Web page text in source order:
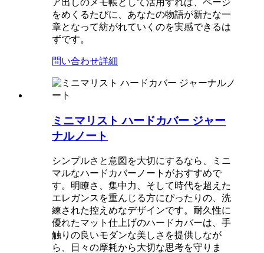
ア出しのメモ帳として活用すれば、ページ
をめくるたびに、あなたの物語が新たな一
章となって紡がれていくのを実感できるは
ずです。
問い合わせ詳細
ミニマリスト ハードカバー ジャー
ナルノート
シンプルさと意図を大切にするなら、ミニ
マルなハードカバーノートがおすすめで
す。明瞭さ、集中力、そして時代を超えた
エレガンスを重んじる方にぴったりの、洗
練された控えめなデザインです。耐久性に
優れたマット仕上げのハードカバーは、手
触りの良いモダンな美しさを提供しなが
ら、日々の摩耗から大切な思考を守りま